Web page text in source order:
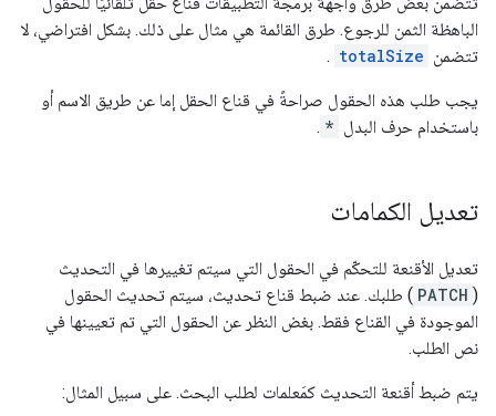
الباهظة الثمن للرجوع. طرق القائمة هي مثال على ذلك. بشكل افتراضي، لا
تتضمن totalSize
.
يجب طلب هذه الحقول صراحةً في قناع الحقل إما عن طريق الاسم أو
باستخدام حرف البدل *
.
تعديل الكمامات
تعديل الأقنعة للتحكّم في الحقول التي سيتم تغييرها في التحديث
(
PATCH ) طلبك. عند ضبط قناع تحديث، سيتم تحديث الحقول
الموجودة في القناع فقط. بغض النظر عن الحقول التي تم تعيينها في
نص الطلب.
يتم ضبط أقنعة التحديث كمَعلمات لطلب البحث. على سبيل المثال: